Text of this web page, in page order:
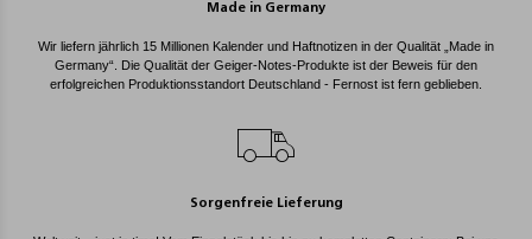
Made in Germany
Wir liefern jährlich 15 Millionen Kalender und Haftnotizen in der Qualität „Made in
Germany“. Die Qualität der Geiger-Notes-Produkte ist der Beweis für den
erfolgreichen Produktionsstandort Deutschland - Fernost ist fern geblieben.
Sorgenfreie Lieferung